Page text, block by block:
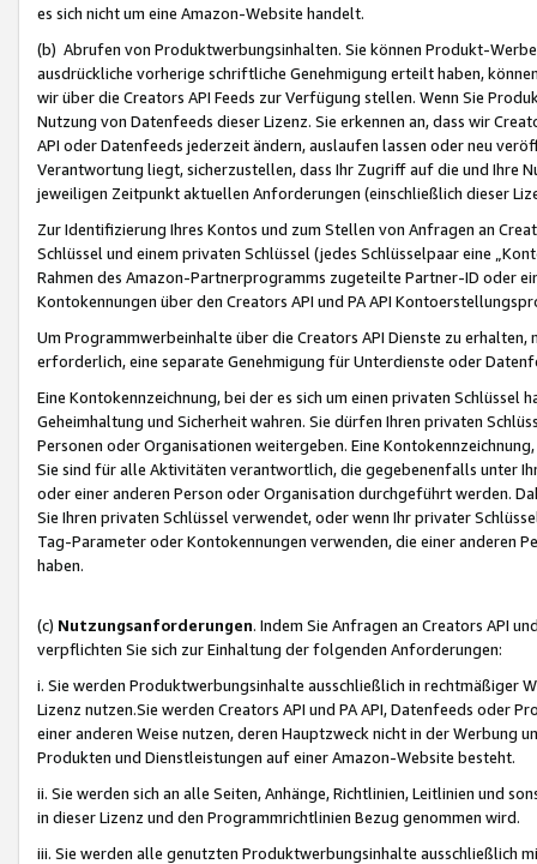
es sich nicht um eine Amazon-Website handelt.
(b) Abrufen von Produktwerbungsinhalten. Sie können Produkt-
ausdrückliche vorherige schriftliche Genehmigung erteilt haben,
wir über die Creators API Feeds zur Verfügung stellen. Wenn Sie
Nutzung von Datenfeeds dieser Lizenz. Sie erkennen an, dass wir
API oder Datenfeeds jederzeit ändern, auslaufen lassen oder neu
Verantwortung liegt, sicherzustellen, dass Ihr Zugriff auf die und Ihre
jeweiligen Zeitpunkt aktuellen Anforderungen (einschließlich dieser
Zur Identifizierung Ihres Kontos und zum Stellen von Anfragen an
Schlüssel und einem privaten Schlüssel (jedes Schlüsselpaar eine
Rahmen des Amazon-Partnerprogramms zugeteilte Partner-ID oder
Kontokennungen über den Creators API und PA API
Um Programmwerbeinhalte über die Creators API Dienste zu
erforderlich, eine separate Genehmigung für Unterdienste oder
Eine Kontokennzeichnung, bei der es sich um einen privaten
Geheimhaltung und Sicherheit wahren. Sie dürfen Ihren privaten
Personen oder Organisationen weitergeben. Eine
Sie sind für alle Aktivitäten verantwortlich, die gegebenenfalls unter
oder einer anderen Person oder Organisation durchgeführt werden.
Sie Ihren privaten Schlüssel verwendet, oder wenn Ihr privater
Tag-Parameter oder Kontokennungen verwenden, die einer anderen
haben.
(c) Nutzungsanforderungen. Indem Sie Anfragen an Creators API
verpflichten Sie sich zur Einhaltung der folgenden Anforderungen:
i. Sie werden Produktwerbungsinhalte ausschließlich in rechtmäßiger
Lizenz nutzen.Sie werden Creators API und PA API, Datenfeeds oder
einer anderen Weise nutzen, deren Hauptzweck nicht in der Werbung
Produkten und Dienstleistungen auf einer Amazon-Website besteht.
ii. Sie werden sich an alle Seiten, Anhänge, Richtlinien, Leitlinien und
in dieser Lizenz und den Programmrichtlinien Bezug genommen wird.
iii. Sie werden alle genutzten Produktwerbungsinhalte ausschließlich